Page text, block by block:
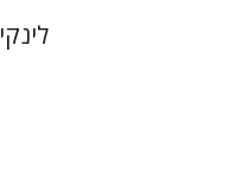
לינקים